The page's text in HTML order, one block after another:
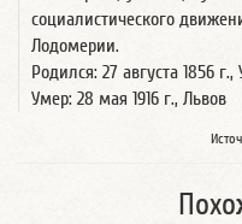
социалистического
Лодомерии.
Родился: 27 августа 1856 г.,
Умер: 28 мая 1916 г., Львов